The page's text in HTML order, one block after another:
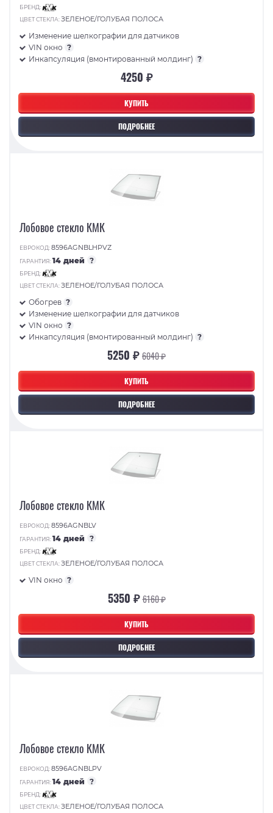
КУПИТЬ
ПОДРОБНЕЕ
БРЕНД:
ЦВЕТ СТЕКЛА:ЗЕЛЕНОЕ/ГОЛУБАЯ ПОЛОСА
Изменение шелкографии для датчиков
VIN окно ?
Инкапсуляция (вмонтированный молдинг) ?
4250 ₽
КУПИТЬ
ПОДРОБНЕЕ
Лобовое стекло КМК
ЕВРОКОД:8596AGNBLHPVZ
ГАРАНТИЯ:14 дней ?
БРЕНД:
ЦВЕТ СТЕКЛА:ЗЕЛЕНОЕ/ГОЛУБАЯ ПОЛОСА
Обогрев ?
Изменение шелкографии для датчиков
VIN окно ?
Инкапсуляция (вмонтированный молдинг) ?
5250 ₽6040 ₽
КУПИТЬ
ПОДРОБНЕЕ
Лобовое стекло КМК
ЕВРОКОД:8596AGNBLV
ГАРАНТИЯ:14 дней ?
БРЕНД:
ЦВЕТ СТЕКЛА:ЗЕЛЕНОЕ/ГОЛУБАЯ ПОЛОСА
VIN окно ?
5350 ₽6160 ₽
Лобовое стекло КМК
ЕВРОКОД:8596AGNBLPV
ГАРАНТИЯ:14 дней ?
БРЕНД:
ЦВЕТ СТЕКЛА:ЗЕЛЕНОЕ/ГОЛУБАЯ ПОЛОСА